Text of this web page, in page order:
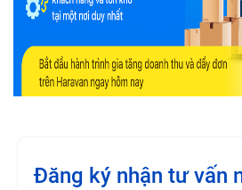
Đăng ký nhận tư vấn